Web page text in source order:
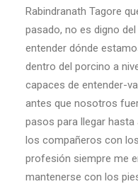
Rabindranath Tagore
pasado, no es digno
entender dónde
dentro del porcino a
capaces de entender-
antes que nosotros
pasos para llegar hasta
los compañeros con
profesión siempre me
mantenerse con los